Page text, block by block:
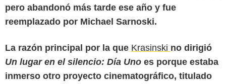
pero abandonó más tarde ese año y fue
reemplazado por Michael Sarnoski.
La razón principal por la que Krasinski no dirigió
Un lugar en el silencio: Día Uno es porque estaba
inmerso otro proyecto cinematográfico, titulado
Yahoo